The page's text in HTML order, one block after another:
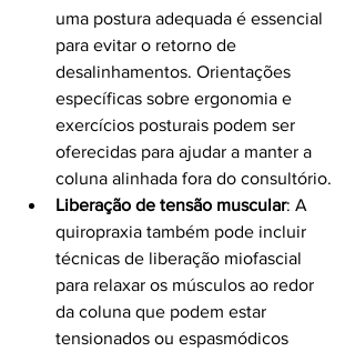
uma postura adequada é essencial
para evitar o retorno de
desalinhamentos. Orientações
específicas sobre ergonomia e
exercícios posturais podem ser
oferecidas para ajudar a manter a
coluna alinhada fora do consultório.
Liberação de tensão muscular: A
quiropraxia também pode incluir
técnicas de liberação miofascial
para relaxar os músculos ao redor
da coluna que podem estar
tensionados ou espasmódicos